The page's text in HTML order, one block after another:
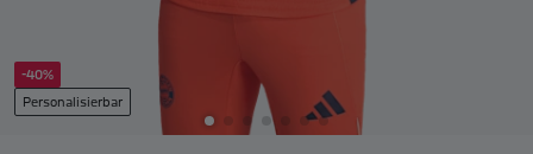
-40%
Personalisierbar